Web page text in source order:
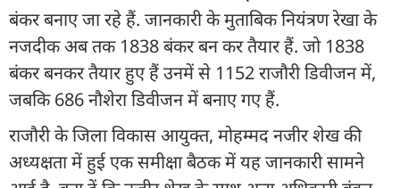
बंकर बनाए जा रहे हैं. जानकारी के मुताबिक नियंत्रण रेखा के
नजदीक अब तक 1838 बंकर बन कर तैयार हैं. जो 1838
बंकर बनकर तैयार हुए हैं उनमें से 1152 राजौरी डिवीजन में,
जबकि 686 नौशेरा डिवीजन में बनाए गए हैं.
राजौरी के जिला विकास आयुक्त, मोहम्मद नजीर शेख की
अध्यक्षता में हुई एक समीक्षा बैठक में यह जानकारी सामने